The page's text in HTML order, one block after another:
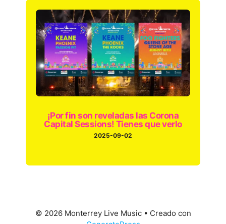
¡Por fin son reveladas las Corona
Capital Sessions! Tienes que verlo
2025-09-02
© 2026 Monterrey Live Music• Creado con